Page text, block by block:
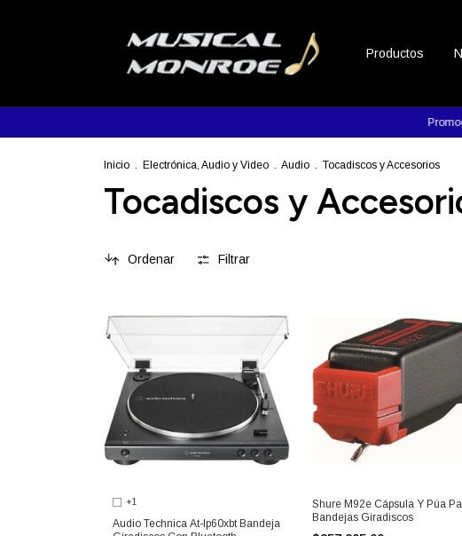
Productos
Inicio . Electrónica, Audio y Video . Audio . Tocadiscos y Accesorios
Tocadiscos y
Ordenar Filtrar
+1
Audio Technica At-lp60xbt Bandeja
Shure M92e Cápsula Y Púa
Bandejas Giradiscos